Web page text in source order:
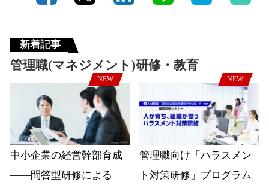
新着記事
管理職(マネジメント)研修・教育
NEW
中小企業の経営幹部育成
――問答型研修による
NEW
管理職向け「ハラスメン
ト対策研修」プログラム